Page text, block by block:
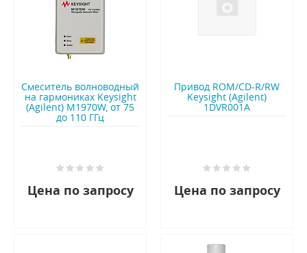
Смеситель волноводный
на гармониках Keysight
(Agilent) M1970W, от 75
до 110 ГГц
Цена по запросу
Привод ROM/CD-R/RW
Keysight (Agilent)
1DVR001A
Цена по запросу